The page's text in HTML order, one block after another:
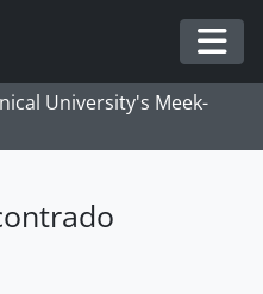
University's Meek-